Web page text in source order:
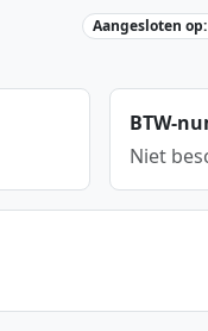
Aangesloten
BTW-
Niet